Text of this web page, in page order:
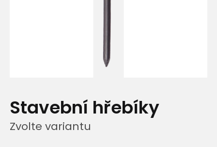
Stavební hřebíky
Zvolte variantu